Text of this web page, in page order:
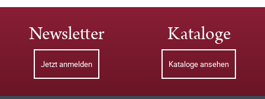
Newsletter
Jetzt anmelden
Kataloge
Kataloge ansehen